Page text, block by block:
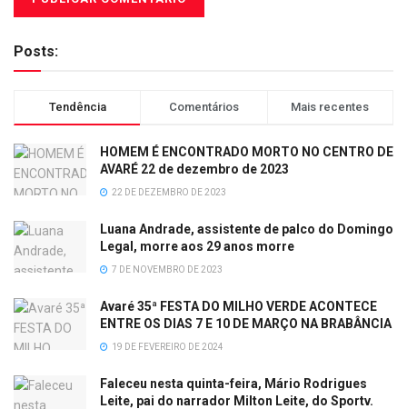
Posts:
Tendência Comentários Mais recentes
HOMEM É ENCONTRADO MORTO NO CENTRO DE
AVARÉ 22 de dezembro de 2023
22 DE DEZEMBRO DE 2023
Luana Andrade, assistente de palco do Domingo
Legal, morre aos 29 anos morre
7 DE NOVEMBRO DE 2023
Avaré 35ª FESTA DO MILHO VERDE ACONTECE
ENTRE OS DIAS 7 E 10 DE MARÇO NA BRABÂNCIA
19 DE FEVEREIRO DE 2024
Faleceu nesta quinta-feira, Mário Rodrigues
Leite, pai do narrador Milton Leite, do Sportv.